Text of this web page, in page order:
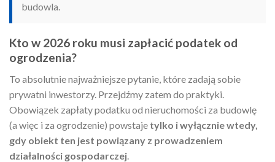
budowla.
Kto w 2026 roku musi zapłacić podatek od
ogrodzenia?
To absolutnie najważniejsze pytanie, które zadają sobie
prywatni inwestorzy. Przejdźmy zatem do praktyki.
Obowiązek zapłaty podatku od nieruchomości za budowlę
(a więc i za ogrodzenie) powstaje tylko i wyłącznie wtedy,
gdy obiekt ten jest powiązany z prowadzeniem
działalności gospodarczej